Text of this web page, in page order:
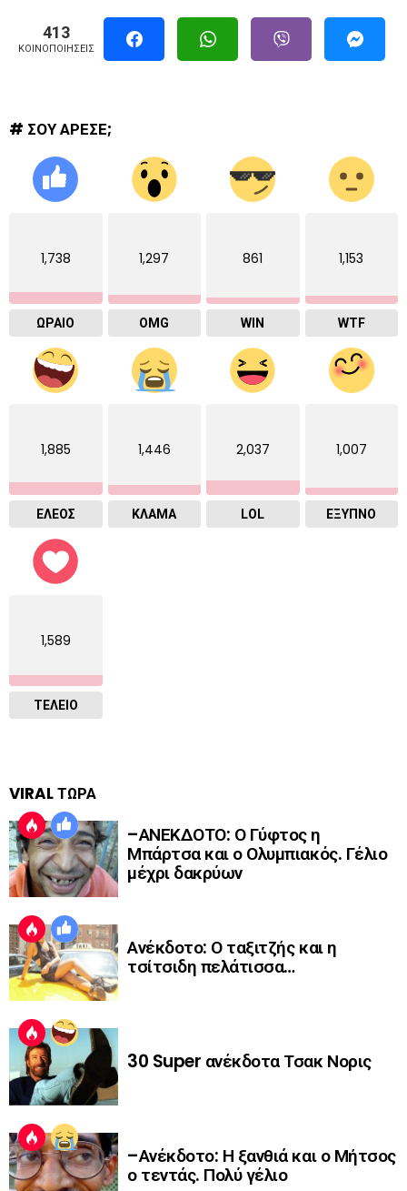
413
ΚΟΙΝΟΠΟΙΉΣΕΙΣ
# ΣΟΥ ΑΡΕΣΕ;
1,738
ΩΡΑΙΟ
1,297
OMG
861
WIN
1,153
WTF
1,885
ΕΛΕΟΣ
1,446
ΚΛΑΜΑ
2,037
LOL
1,007
ΈΞΥΠΝΟ
1,589
ΤΕΛΕΙΟ
VIRAL ΤΩΡΑ
–ΑΝΕΚΔΟΤΟ: Ο Γύφτος η
Μπάρτσα και ο Ολυμπιακός. Γέλιο
μέχρι δακρύων
Ανέκδοτο: Ο ταξιτζής και η
τσίτσιδη πελάτισσα…
30 Super ανέκδοτα Τσακ Νορις
–Ανέκδοτο: Η ξανθιά και ο Μήτσος
ο τεντάς. Πολύ γέλιο